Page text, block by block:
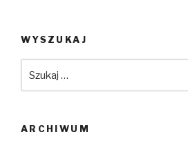
WYSZUKAJ
ARCHIWUM